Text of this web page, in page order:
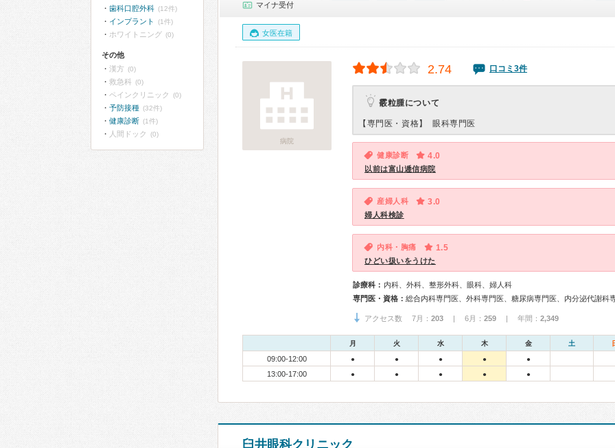
マイナ受付
女医在籍
病院
2.74 口コミ3件
霰粒腫について
【専門医・資格】 眼科専門医
健康診断 4.0
以前は富山逓信病院
産婦人科 3.0
婦人科検診
内科・胸痛 1.5
ひどい扱いをうけた
診療科： 内科、外科、整形外科、眼科、婦人科
専門医・資格：
アクセス数 7月： 203 | 6月： 259 | 年間： 2,349
月 火 水 木 金 土
09:00-12:00 ● ● ● ● ●
13:00-17:00 ● ● ● ● ●
臼井眼科クリニック
歯科口腔外科 (12件)
インプラント (1件)
ホワイトニング (0)
その他
漢方 (0)
救急科 (0)
ペインクリニック (0)
予防接種 (32件)
健康診断 (1件)
人間ドック (0)